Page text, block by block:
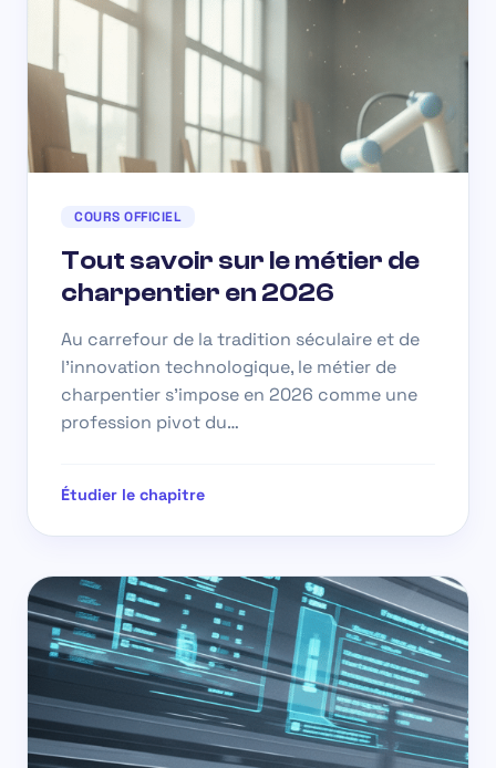
COURS OFFICIEL
Tout savoir sur le métier de
charpentier en 2026
Au carrefour de la tradition séculaire et de
l’innovation technologique, le métier de
charpentier s’impose en 2026 comme une
profession pivot du…
Étudier le chapitre